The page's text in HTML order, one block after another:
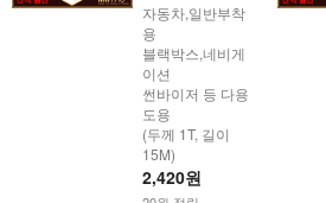
자동차,일반부착
용
블랙박스,네비게
이션
썬바이저 등 다용
도용
(두께 1T, 길이
15M)
2,420원